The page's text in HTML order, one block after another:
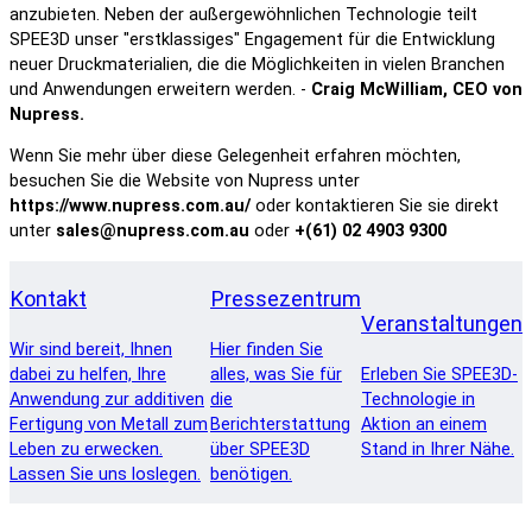
anzubieten. Neben der außergewöhnlichen Technologie teilt
SPEE3D unser "erstklassiges" Engagement für die Entwicklung
neuer Druckmaterialien, die die Möglichkeiten in vielen Branchen
und Anwendungen erweitern werden. - Craig McWilliam, CEO von
Nupress.
Wenn Sie mehr über diese Gelegenheit erfahren möchten,
besuchen Sie die Website von Nupress unter
https://www.nupress.com.au/ oder kontaktieren Sie sie direkt
unter sales@nupress.com.au oder +(61) 02 4903 9300
Kontakt
Wir sind bereit, Ihnen
dabei zu helfen, Ihre
Anwendung zur additiven
Fertigung von Metall zum
Leben zu erwecken.
Lassen Sie uns loslegen.
Pressezentrum
Hier finden Sie
alles, was Sie für
die
Berichterstattung
über SPEE3D
benötigen.
Veranstaltungen
Erleben Sie SPEE3D-
Technologie in
Aktion an einem
Stand in Ihrer Nähe.